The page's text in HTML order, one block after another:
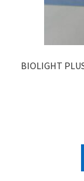
BIOLIGHT